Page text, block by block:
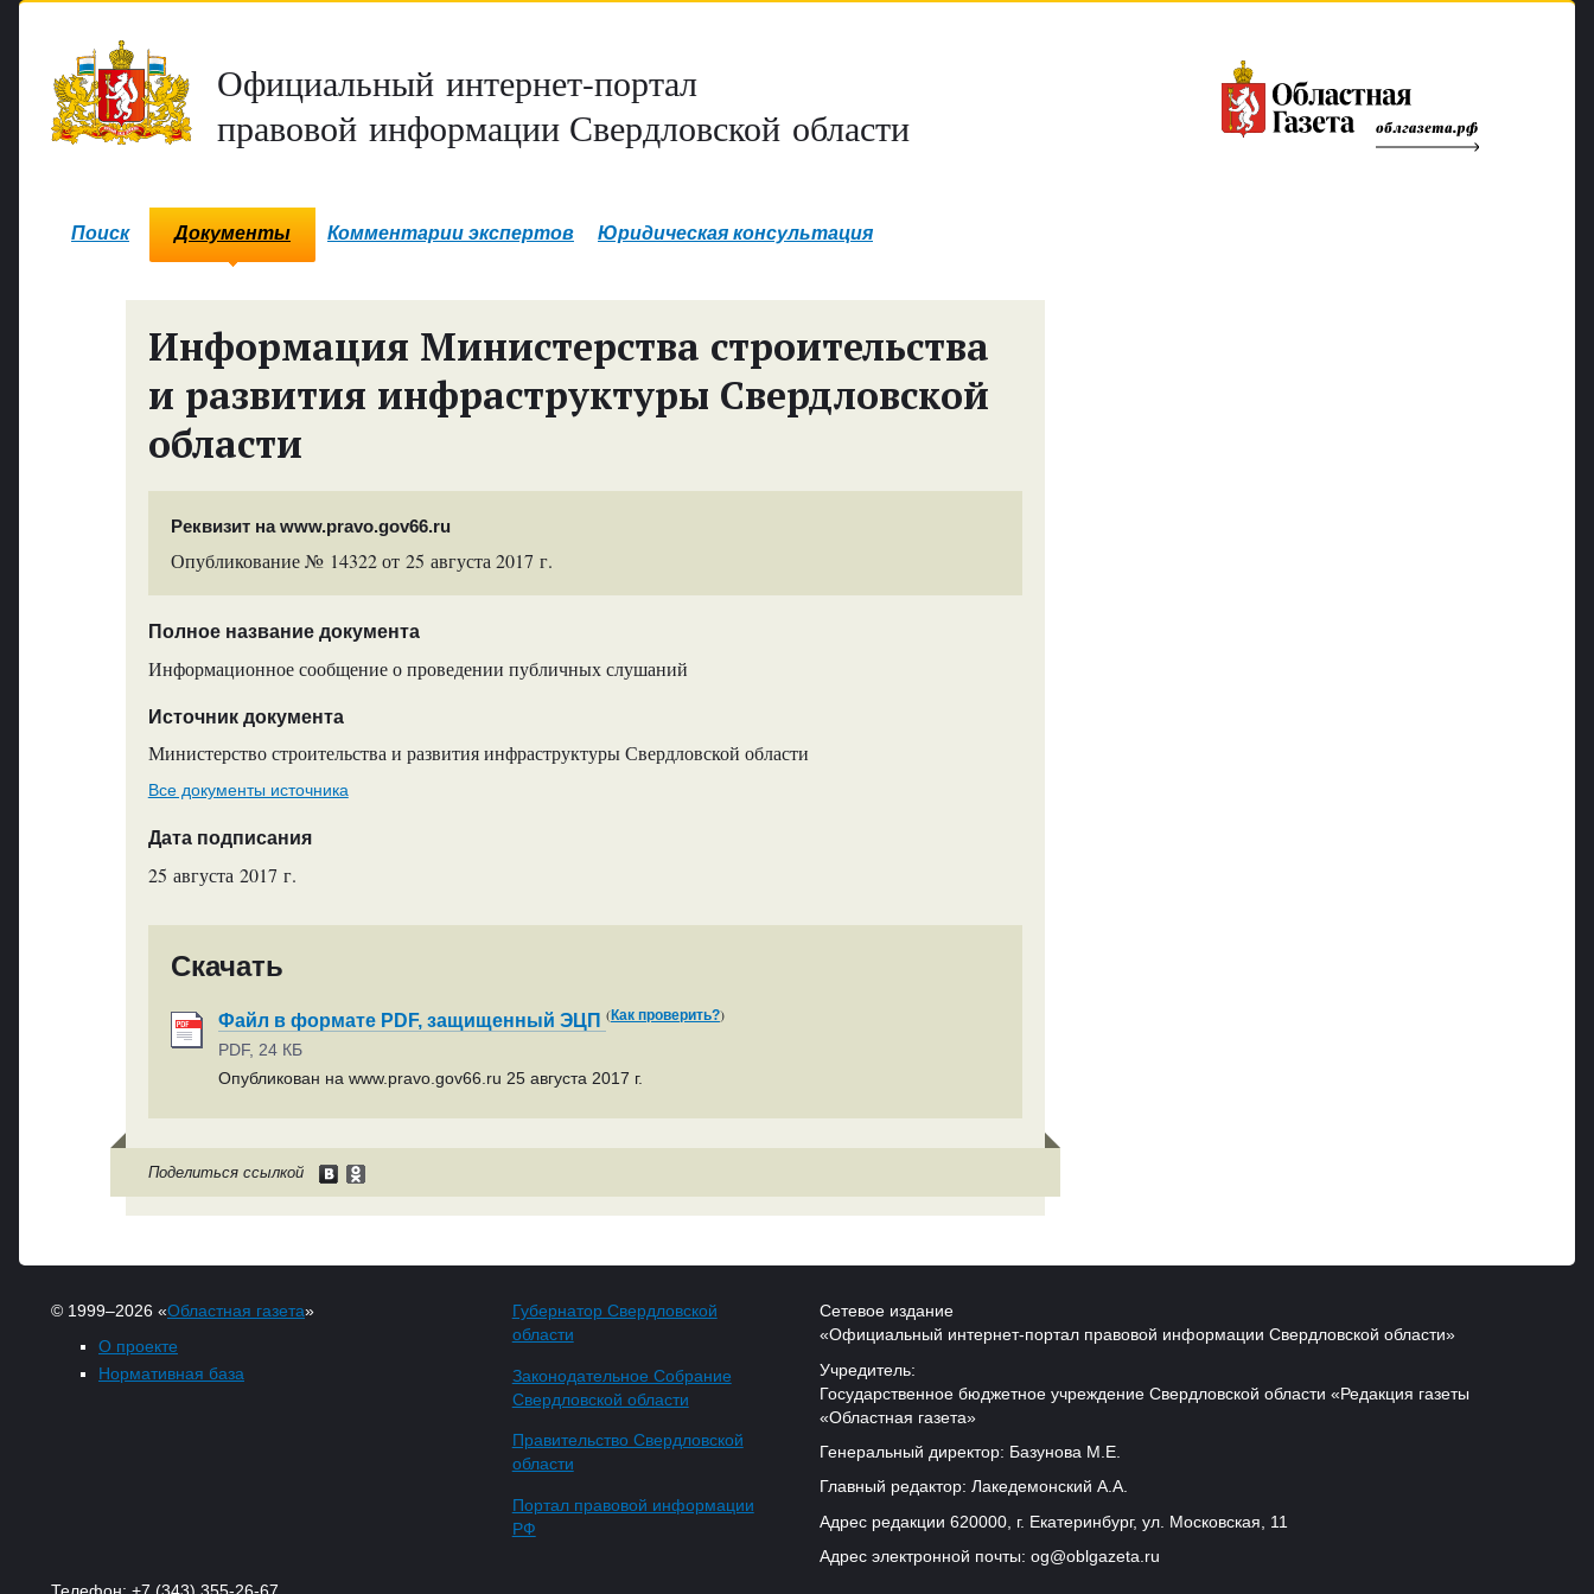
Официальный интернет-портал
правовой информации Свердловской области
Поиск Документы Комментарии экспертов Юридическая консультация
Информация Министерства строительства
и развития инфраструктуры Свердловской
области
Реквизит на www.pravo.gov66.ru
Опубликование № 14322 от 25 августа 2017 г.
Полное название документа
Информационное сообщение о проведении публичных слушаний
Источник документа
Министерство строительства и развития инфраструктуры Свердловской области
Все документы источника
Дата подписания
25 августа 2017 г.
Скачать
Файл в формате PDF, защищенный ЭЦП (Как проверить?)
PDF, 24 КБ
Опубликован на www.pravo.gov66.ru 25 августа 2017 г.
Поделиться ссылкой
© 1999–2026 «Областная газета»
О проекте
Нормативная база
Губернатор Свердловской
области
Законодательное Собрание
Свердловской области
Правительство Свердловской
области
Портал правовой информации
РФ
Сетевое издание
«Официальный интернет-портал правовой информации Свердловской области»
Учредитель:
Государственное бюджетное учреждение Свердловской области «Редакция газеты
«Областная газета»
Генеральный директор: Базунова М.Е.
Главный редактор: Лакедемонский А.А.
Адрес редакции 620000, г. Екатеринбург, ул. Московская, 11
Адрес электронной почты: og@oblgazeta.ru